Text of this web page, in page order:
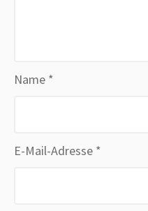
Name *
E-Mail-Adresse *